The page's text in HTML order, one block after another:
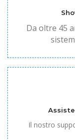
Da oltre 45
Il nostro